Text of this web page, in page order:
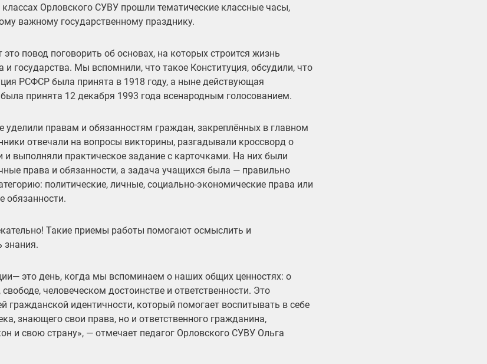
классах Орловского СУВУ прошли тематические классные часы,
важному государственному празднику.
повод поговорить об основах, на которых строится жизнь
и государства. Мы вспомнили, что такое Конституция, обсудили, что
РСФСР была принята в 1918 году, а ныне действующая
принята 12 декабря 1993 года всенародным голосованием.
уделили правам и обязанностям граждан, закреплённых в главном
отвечали на вопросы викторины, разгадывали кроссворд о
и выполняли практическое задание с карточками. На них были
права и обязанности, а задача учащихся была — правильно
политические, личные, социально-экономические права или
обязанности.
Такие приемы работы помогают осмыслить и
знания.
это день, когда мы вспоминаем о наших общих ценностях: о
человеческом достоинстве и ответственности. Это
гражданской идентичности, который помогает воспитывать в себе
знающего свои права, но и ответственного гражданина,
и свою страну», — отмечает педагог Орловского СУВУ Ольга